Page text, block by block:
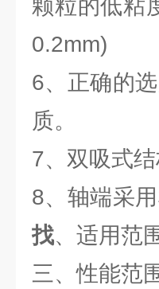
颗粒的低粘
0.2mm)
6、正确的
质。
7、双吸式
8、轴端采
找、适用范
三、性能范